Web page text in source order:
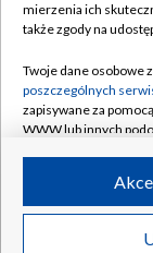
Naziemna
Rada
System NOS
Informacje o
Program dla
©2026
mierzenia ich
także zgody na
Twoje dane osobowe
poszczególnych
zapisywane za
WWW lub innych
ruchu w Internecie.
Twoje dane osobowe
poszczególnych